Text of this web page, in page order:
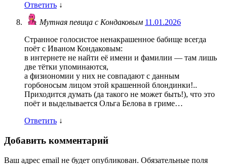
Ответить ↓
Мутная певица с Кондаковым 11.01.2026
Странное голосистое ненакрашенное бабище всегда
поёт с Иваном Кондаковым:
в интернете не найти её имени и фамилии — там лишь
две тётки упоминаются,
а физиономии у них не совпадают с данным
горбоносым лицом этой крашенной блондинки!..
Приходится думать (да такого не может быть!), что это
поёт и выделывается Ольга Белова в гриме…
Ответить ↓
Добавить комментарий
Ваш адрес email не будет опубликован. Обязательные поля